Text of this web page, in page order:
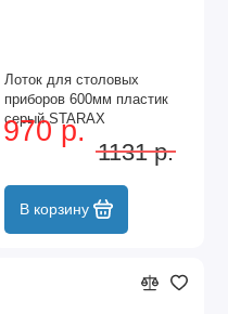
Лоток для столовых
приборов 600мм пластик
серый STARAX
970 р.
1131 р.
В корзину